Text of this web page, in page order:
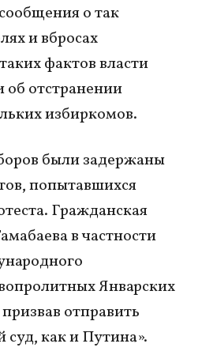
о так
и вбросах
фактов власти
об отстранении
избиркомов.
были задержаны
попытавшихся
Гражданская
в частности
Январских
отправить
суд, как и Путина».